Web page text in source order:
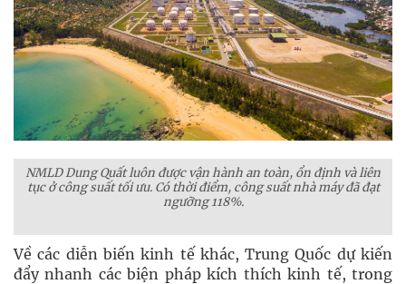
NMLD Dung Quất luôn được vận hành an toàn, ổn định và liên
tục ở công suất tối ưu. Có thời điểm, công suất nhà máy đã đạt
ngưỡng 118%.
Về các diễn biến kinh tế khác, Trung Quốc dự kiến
đẩy nhanh các biện pháp kích thích kinh tế, trong